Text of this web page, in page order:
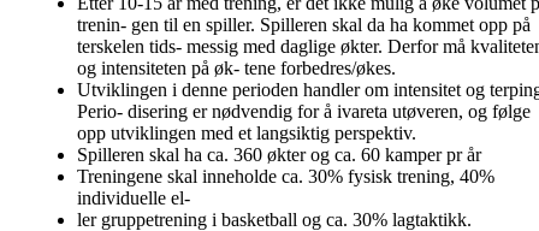
trenin- gen til en spiller. Spilleren skal da ha kommet opp på
terskelen tids- messig med daglige økter. Derfor må
og intensiteten på øk- tene forbedres/økes.
Utviklingen i denne perioden handler om intensitet og
Perio- disering er nødvendig for å ivareta utøveren, og følge
opp utviklingen med et langsiktig perspektiv.
Spilleren skal ha ca. 360 økter og ca. 60 kamper pr år
Treningene skal inneholde ca. 30% fysisk trening, 40%
individuelle el-
ler gruppetrening i basketball og ca. 30% lagtaktikk.